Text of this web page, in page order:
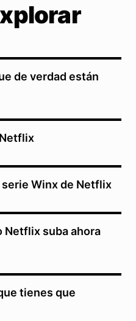
de verdad están
Winx de Netflix
Netflix suba ahora
tienes que